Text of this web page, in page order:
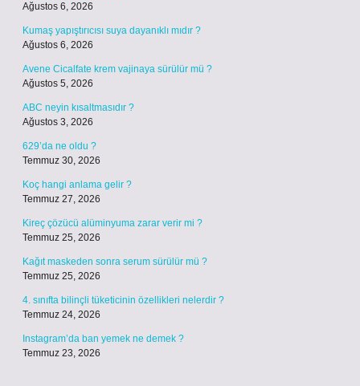
Ağustos 6, 2026
Kumaş yapıştırıcısı suya dayanıklı mıdır ?
Ağustos 6, 2026
Avene Cicalfate krem vajinaya sürülür mü ?
Ağustos 5, 2026
ABC neyin kısaltmasıdır ?
Ağustos 3, 2026
629’da ne oldu ?
Temmuz 30, 2026
Koç hangi anlama gelir ?
Temmuz 27, 2026
Kireç çözücü alüminyuma zarar verir mi ?
Temmuz 25, 2026
Kağıt maskeden sonra serum sürülür mü ?
Temmuz 25, 2026
4. sınıfta bilinçli tüketicinin özellikleri nelerdir ?
Temmuz 24, 2026
Instagram’da ban yemek ne demek ?
Temmuz 23, 2026